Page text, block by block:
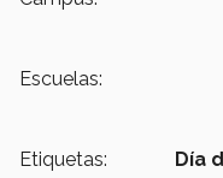
Escuelas:
Etiquetas: Día